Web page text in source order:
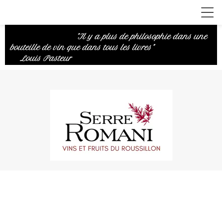
"Il y a plus de philosophie dans une
bouteille de vin que dans tous les livres"
Louis Pasteur